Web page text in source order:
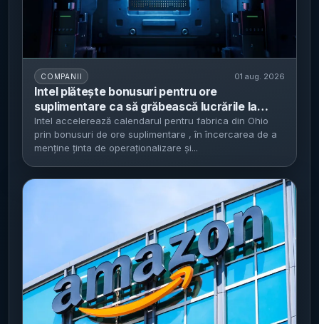
COMPANII 01 aug. 2026
Intel plătește bonusuri pentru ore
suplimentare ca să grăbească lucrările la
fabrica din Ohio - țintește producție 14A la
volum mare până în 2031
Intel accelerează calendarul pentru fabrica din Ohio
prin bonusuri de ore suplimentare , în încercarea de a
menține ținta de operaționalizare și...